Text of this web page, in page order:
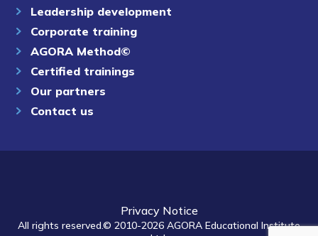
Leadership development
Corporate training
AGORA Method©
Certified trainings
Our partners
Contact us
Privacy Notice
All rights reserved.© 2010-2026 AGORA Educational Institute